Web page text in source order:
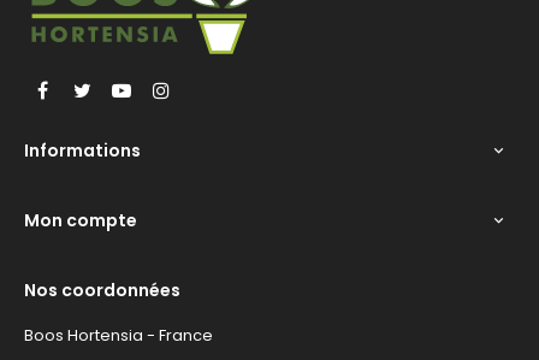
Facebook
Twitter YouTube
Informations 
Mon compte 
Nos coordonnées
Boos Hortensia - France